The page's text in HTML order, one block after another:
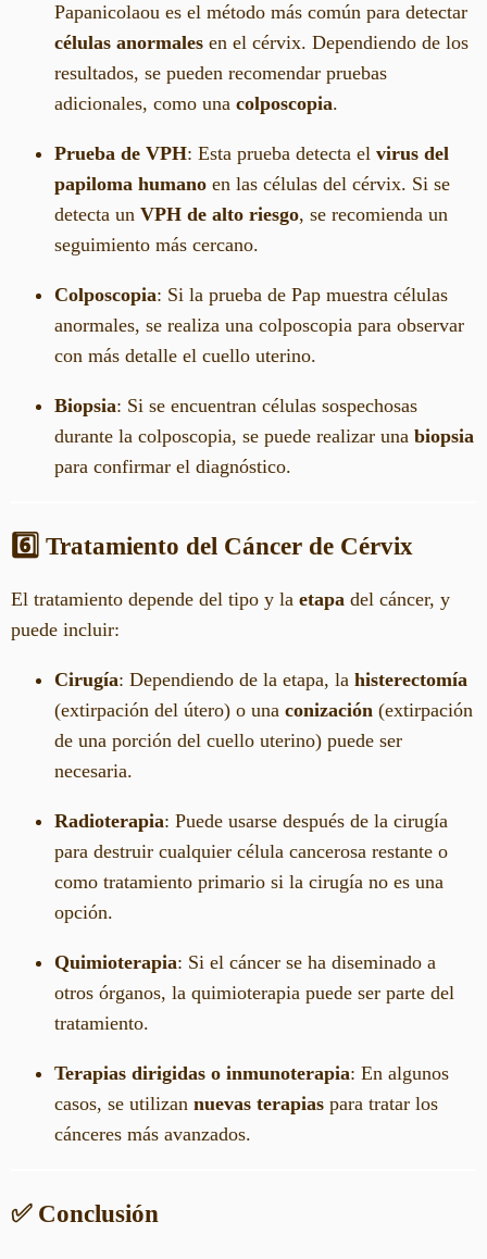
Papanicolaou es el método más común para detectar
células anormales en el cérvix. Dependiendo de los
resultados, se pueden recomendar pruebas
adicionales, como una colposcopia.
Prueba de VPH: Esta prueba detecta el virus del
papiloma humano en las células del cérvix. Si se
detecta un VPH de alto riesgo, se recomienda un
seguimiento más cercano.
Colposcopia: Si la prueba de Pap muestra células
anormales, se realiza una colposcopia para observar
con más detalle el cuello uterino.
Biopsia: Si se encuentran células sospechosas
durante la colposcopia, se puede realizar una biopsia
para confirmar el diagnóstico.
6️⃣ Tratamiento del Cáncer de Cérvix
El tratamiento depende del tipo y la etapa del cáncer, y
puede incluir:
Cirugía: Dependiendo de la etapa, la histerectomía
(extirpación del útero) o una conización (extirpación
de una porción del cuello uterino) puede ser
necesaria.
Radioterapia: Puede usarse después de la cirugía
para destruir cualquier célula cancerosa restante o
como tratamiento primario si la cirugía no es una
opción.
Quimioterapia: Si el cáncer se ha diseminado a
otros órganos, la quimioterapia puede ser parte del
tratamiento.
Terapias dirigidas o inmunoterapia: En algunos
casos, se utilizan nuevas terapias para tratar los
cánceres más avanzados.
✅ Conclusión